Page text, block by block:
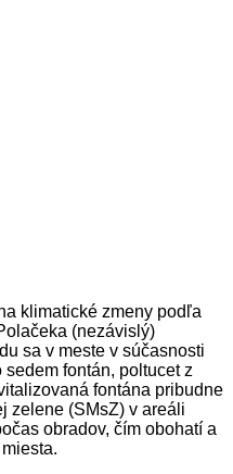
klimatické zmeny podľa
(nezávislý)
sa v meste v súčasnosti
fontán, poltucet z
fontána pribudne
zelene (SMsZ) v areáli
obradov, čím obohatí a